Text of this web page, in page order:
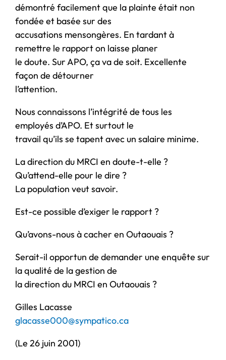
démontré facilement que la plainte était non
fondée et basée sur des
accusations mensongères. En tardant à
remettre le rapport on laisse planer
le doute. Sur APO, ça va de soit. Excellente
façon de détourner
l’attention.
Nous connaissons l’intégrité de tous les
employés d’APO. Et surtout le
travail qu’ils se tapent avec un salaire minime.
La direction du MRCI en doute-t-elle ?
Qu’attend-elle pour le dire ?
La population veut savoir.
Est-ce possible d’exiger le rapport ?
Qu’avons-nous à cacher en Outaouais ?
Serait-il opportun de demander une enquête sur
la qualité de la gestion de
la direction du MRCI en Outaouais ?
Gilles Lacasse
glacasse000@sympatico.ca
(Le 26 juin 2001)